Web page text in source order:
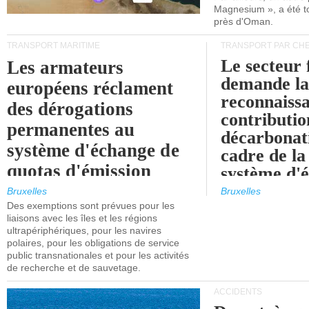
Magnesium », a été
près d'Oman.
TRANSPORT MARITIME
Les armateurs
européens réclament
des dérogations
permanentes au
système d'échange de
quotas d'émission
maritimes de l'UE
après 2030.
Bruxelles
Des exemptions sont prévues pour les
liaisons avec les îles et les régions
ultrapériphériques, pour les navires
polaires, pour les obligations de service
public transnationales et pour les activités
de recherche et de sauvetage.
TRANSPORT PAR
Le
demande la
cadre de
système
quotas
Bruxelles
ACCIDENTS